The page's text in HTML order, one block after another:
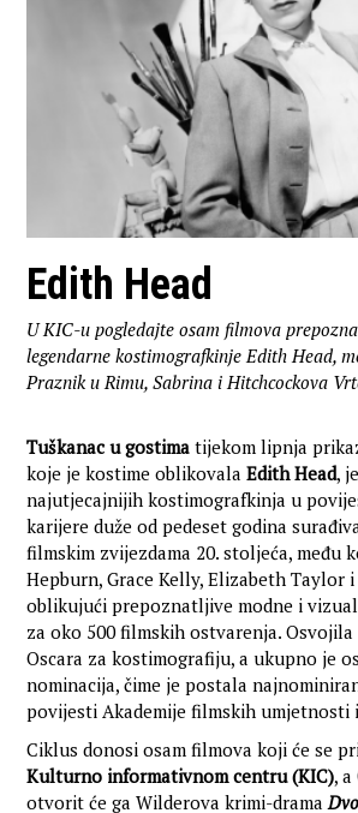
Edith Head
U KIC-u pogledajte osam filmova
legendarne kostimografkinje Edith Head,
Praznik u Rimu, Sabrina i Hitchcockova
Tuškanac u gostima tijekom lipnja
koje je kostime oblikovalaEdith Head,
najutjecajnijih kostimografkinja u
karijere duže od pedeset godina
filmskim zvijezdama 20. stoljeća, među
Hepburn, Grace Kelly, Elizabeth Taylor
oblikujući prepoznatljive modne i
za oko 500 filmskih ostvarenja.
Oscara za kostimografiju, a ukupno je
nominacija, čime je postala
povijesti Akademije filmskih umjetnosti
Ciklus donosi osam filmova koji će se
Kulturno informativnom centru (KIC), a
otvorit će ga Wilderova krimi-drama